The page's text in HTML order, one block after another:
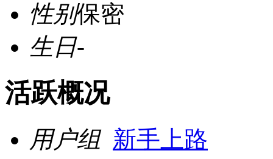
性别保密
生日-
活跃概况
用户组 新手上路